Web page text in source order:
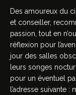
Des amoureux du
et conseiller,
passion, tout en
réflexion pour
jour des salles
leurs songes
pour un éventuel
l’adresse suivante :